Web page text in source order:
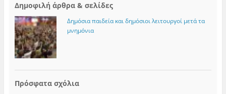
Δημοφιλή άρθρα & σελίδες
Δημόσια παιδεία και δημόσιοι λειτουργοί μετά τα
μνημόνια
Πρόσφατα σχόλια